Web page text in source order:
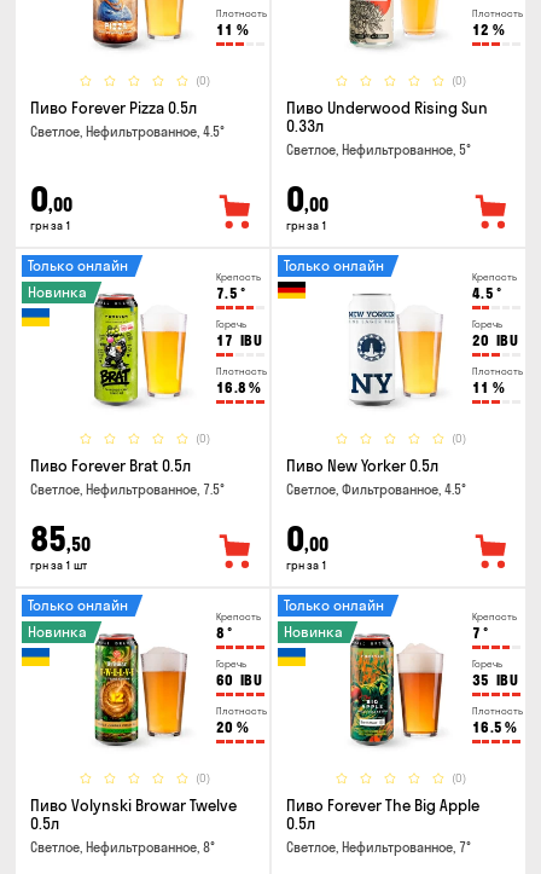
Плотность
11 %
(0)
Пиво Forever Pizza 0.5л
Светлое, Нефильтрованное, 4.5°
0,00
грн за 1
Плотность
12 %
(0)
Пиво Underwood Rising Sun
0.33л
Светлое, Нефильтрованное, 5°
0,00
грн за 1
Крепость
7.5 °
Горечь
17 IBU
Плотность
16.8 %
(0)
Только онлайн
Новинка
Пиво Forever Brat 0.5л
Светлое, Нефильтрованное, 7.5°
85,50
грн за 1 шт
Крепость
4.5 °
Горечь
20 IBU
Плотность
11 %
(0)
Только онлайн
Пиво New Yorker 0.5л
Светлое, Фильтрованное, 4.5°
0,00
грн за 1
Крепость
8 °
Горечь
60 IBU
Плотность
20 %
(0)
Только онлайн
Новинка
Пиво Volynski Browar Twelve
0.5л
Светлое, Нефильтрованное, 8°
Крепость
7 °
Горечь
35 IBU
Плотность
16.5 %
(0)
Только онлайн
Новинка
Пиво Forever The Big Apple
0.5л
Светлое, Нефильтрованное, 7°